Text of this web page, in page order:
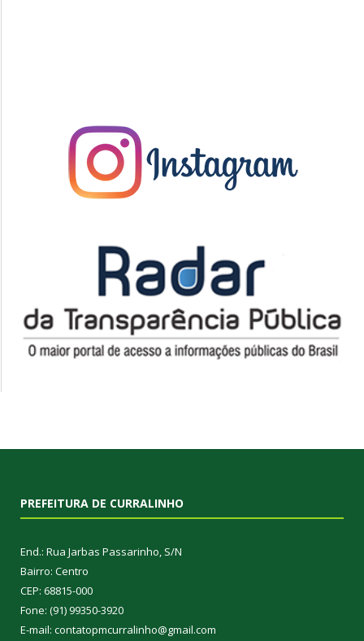
PREFEITURA DE CURRALINHO
End.: Rua Jarbas Passarinho, S/N
Bairro: Centro
CEP: 68815-000
Fone: (91) 99350-3920
E-mail: contatopmcurralinho@gmail.com